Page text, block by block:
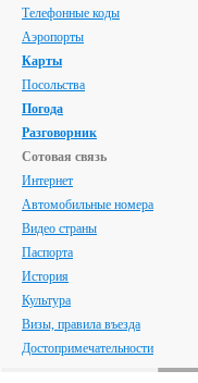
Телефонные коды
Аэропорты
Карты
Посольства
Погода
Разговорник
Сотовая связь
Интернет
Автомобильные номера
Видео страны
Паспорта
История
Культура
Визы, правила въезда
Достопримечательности